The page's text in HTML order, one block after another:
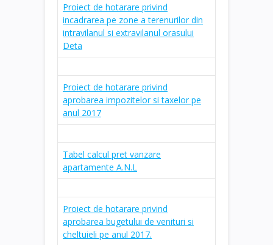
Proiect de hotarare privind
incadrarea pe zone a terenurilor din
intravilanul si extravilanul orasului
Deta
Proiect de hotarare privind
aprobarea impozitelor si taxelor pe
anul 2017
Tabel calcul pret vanzare
apartamente A.N.L
Proiect de hotarare privind
aprobarea bugetului de venituri si
cheltuieli pe anul 2017.